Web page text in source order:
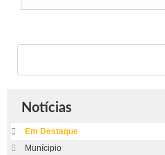
Notícias
Em Destaque
Munícipio